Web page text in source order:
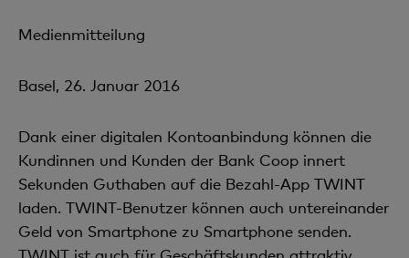
Medienmitteilung
Basel, 26. Januar 2016
Dank einer digitalen Kontoanbindung können die
Kundinnen und Kunden der Bank Coop innert
Sekunden Guthaben auf die Bezahl-App TWINT
laden. TWINT-Benutzer können auch untereinander
Geld von Smartphone zu Smartphone senden.